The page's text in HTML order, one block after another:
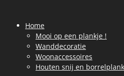
Home
Mooi op een plankje !
Wanddecoratie
Woonaccessoires
Houten snij en